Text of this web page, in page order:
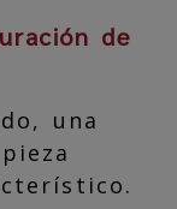
de
una